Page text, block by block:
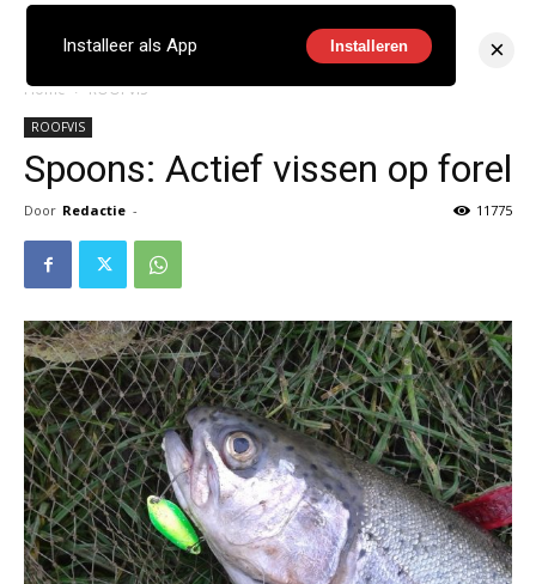
Home ROOFVIS
ROOFVIS
Spoons: Actief vissen op forel
Door Redactie - 11775
Installeer als App Installeren ×